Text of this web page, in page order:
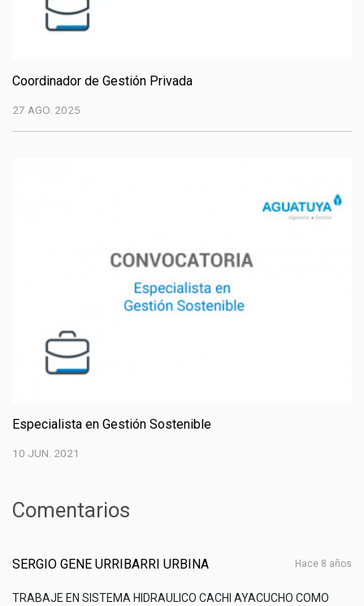
Coordinador de Gestión Privada
27 AGO. 2025
Especialista en Gestión Sostenible
10 JUN. 2021
Comentarios
hace 8 años
SERGIO GENE URRIBARRI URBINA
TRABAJE EN SISTEMA HIDRAULICO CACHI AYACUCHO COMO